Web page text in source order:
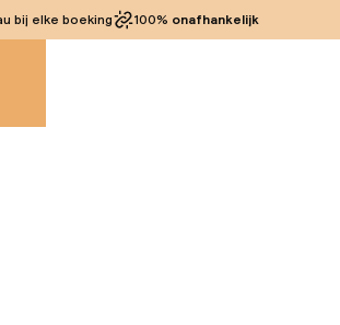
bij elke boeking 100% onafhankelijk